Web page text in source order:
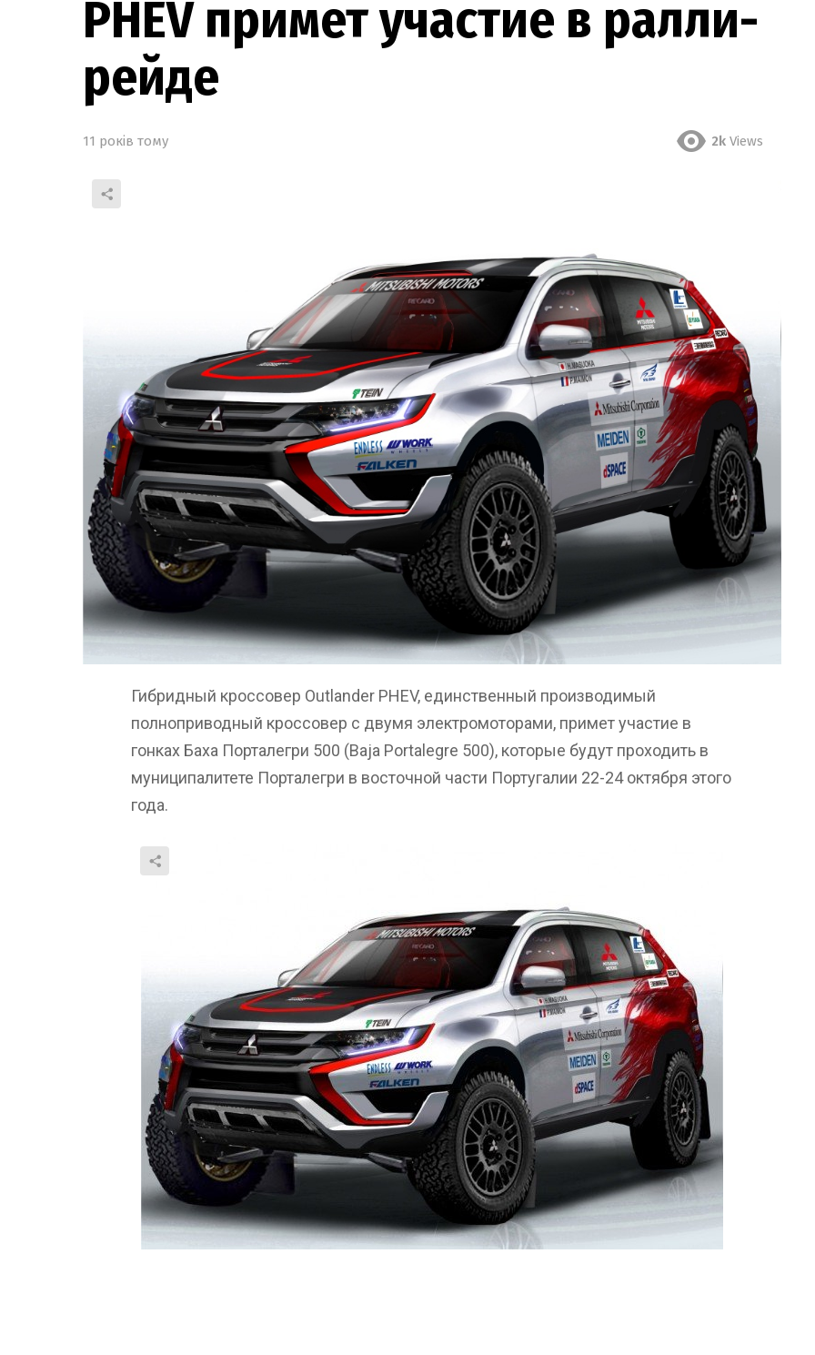
PHEV примет участие в ралли-
рейде
11 років тому 2k Views
Гибридный кроссовер Outlander PHEV, единственный производимый
полноприводный кроссовер с двумя электромоторами, примет участие в
гонках Баха Порталегри 500 (Baja Portalegre 500), которые будут проходить в
муниципалитете Порталегри в восточной части Португалии 22-24 октября этого
года.